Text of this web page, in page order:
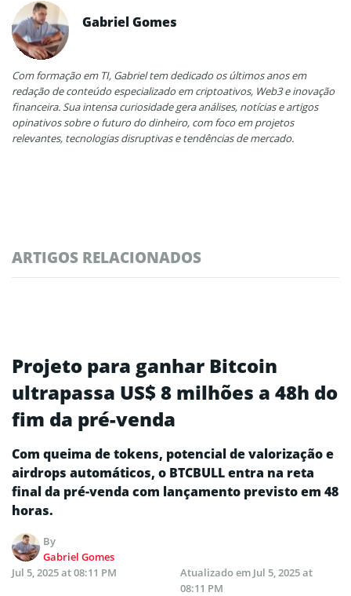
Gabriel Gomes
Com formação em TI, Gabriel tem dedicado os últimos anos em
redação de conteúdo especializado em criptoativos, Web3 e inovação
financeira. Sua intensa curiosidade gera análises, notícias e artigos
opinativos sobre o futuro do dinheiro, com foco em projetos
relevantes, tecnologias disruptivas e tendências de mercado.
ARTIGOS RELACIONADOS
Projeto para ganhar Bitcoin
ultrapassa US$ 8 milhões a 48h do
fim da pré-venda
Com queima de tokens, potencial de valorização e
airdrops automáticos, o BTCBULL entra na reta
final da pré-venda com lançamento previsto em 48
horas.
By
Gabriel Gomes
Jul 5, 2025 at 08:11 PM
Atualizado em Jul 5, 2025 at
08:11 PM